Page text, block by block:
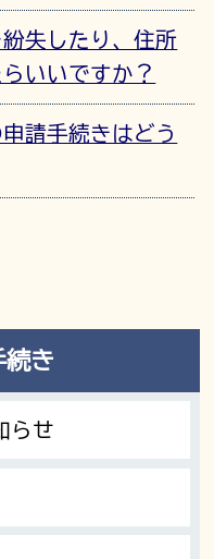
失したり、住所
いいですか？
請手続きはどう
続き
らせ